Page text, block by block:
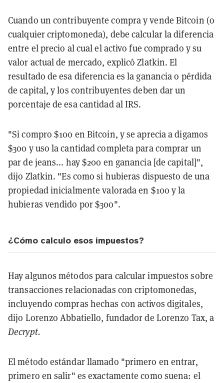
Cuando un contribuyente compra y vende Bitcoin (o
cualquier criptomoneda), debe calcular la diferencia
entre el precio al cual el activo fue comprado y su
valor actual de mercado, explicó Zlatkin. El
resultado de esa diferencia es la ganancia o pérdida
de capital, y los contribuyentes deben dar un
porcentaje de esa cantidad al IRS.
"Si compro $100 en Bitcoin, y se aprecia a digamos
$300 y uso la cantidad completa para comprar un
par de jeans... hay $200 en ganancia [de capital]",
dijo Zlatkin. "Es como si hubieras dispuesto de una
propiedad inicialmente valorada en $100 y la
hubieras vendido por $300".
¿Cómo calculo esos impuestos?
Hay algunos métodos para calcular impuestos sobre
transacciones relacionadas con criptomonedas,
incluyendo compras hechas con activos digitales,
dijo Lorenzo Abbatiello, fundador de Lorenzo Tax, a
Decrypt.
El método estándar llamado "primero en entrar,
primero en salir" es exactamente como suena: el